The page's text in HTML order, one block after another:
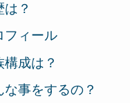
？
フィール
成は？
事をするの？